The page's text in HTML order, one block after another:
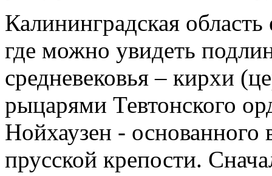
Калининградская
где можно увидеть
средневековья – кирхи
рыцарями Тевтонского
Нойхаузен - основанного
прусской крепости.